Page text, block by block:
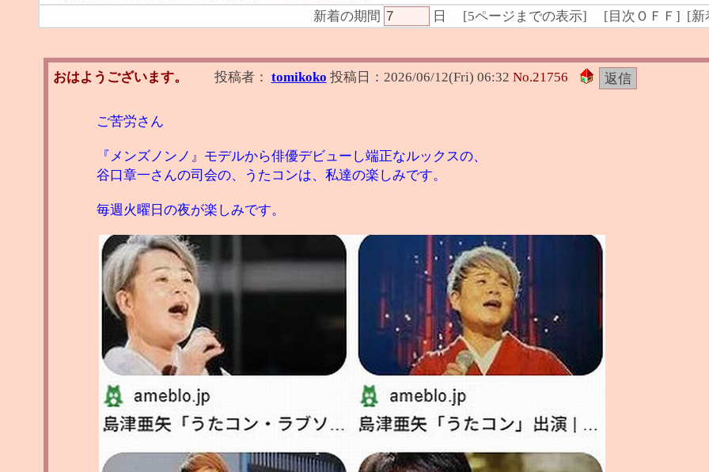
新着の期間
日 [5ページまでの表示] [ 目次ＯＦＦ ] [新
おはようございます。 投稿者： tomikoko 投稿日： 2026/06/12(Fri) 06:32 No.21756
ご苦労さん
『メンズノンノ』モデルから俳優デビューし端正なルックスの、
谷口章一さんの司会の、うたコンは、私達の楽しみです。
毎週火曜日の夜が楽しみです。